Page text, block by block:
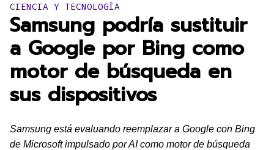
Publicado en:
CIENCIA Y TECNOLOGÍA
Samsung podría sustituir
a Google por Bing como
motor de búsqueda en
sus dispositivos
Samsung está evaluando reemplazar a Google con Bing
de Microsoft impulsado por AI como motor de búsqueda